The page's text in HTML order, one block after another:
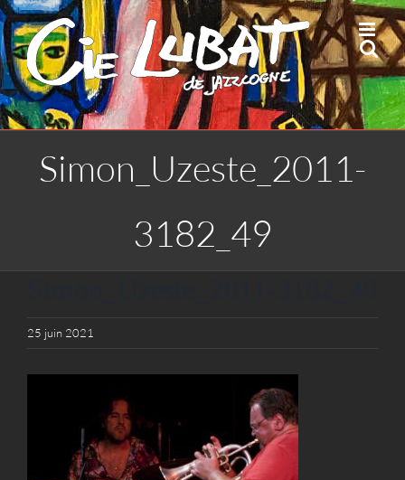
Passer
au
contenu
Simon_Uzeste_2011-
3182_49
25 juin 2021